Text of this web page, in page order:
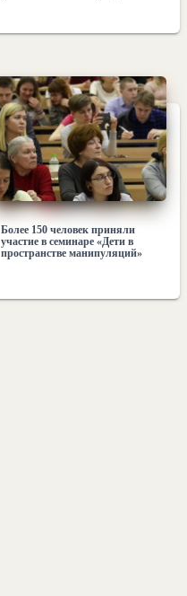
Более 150 человек приняли
участие в семинаре «Дети в
пространстве манипуляций»